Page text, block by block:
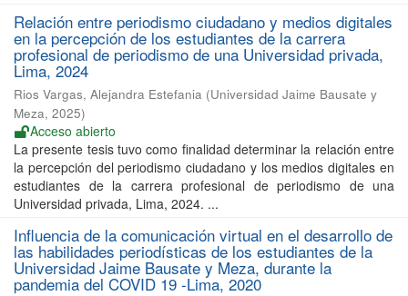
Relación entre periodismo ciudadano y medios digitales
en la percepción de los estudiantes de la carrera
profesional de periodismo de una Universidad privada,
Lima, 2024
Rios Vargas, Alejandra Estefania (Universidad Jaime Bausate y
Meza, 2025)
Acceso abierto
La presente tesis tuvo como finalidad determinar la relación entre
la percepción del periodismo ciudadano y los medios digitales en
estudiantes de la carrera profesional de periodismo de una
Universidad privada, Lima, 2024. ...
Influencia de la comunicación virtual en el desarrollo de
las habilidades periodísticas de los estudiantes de la
Universidad Jaime Bausate y Meza, durante la
pandemia del COVID 19 -Lima, 2020